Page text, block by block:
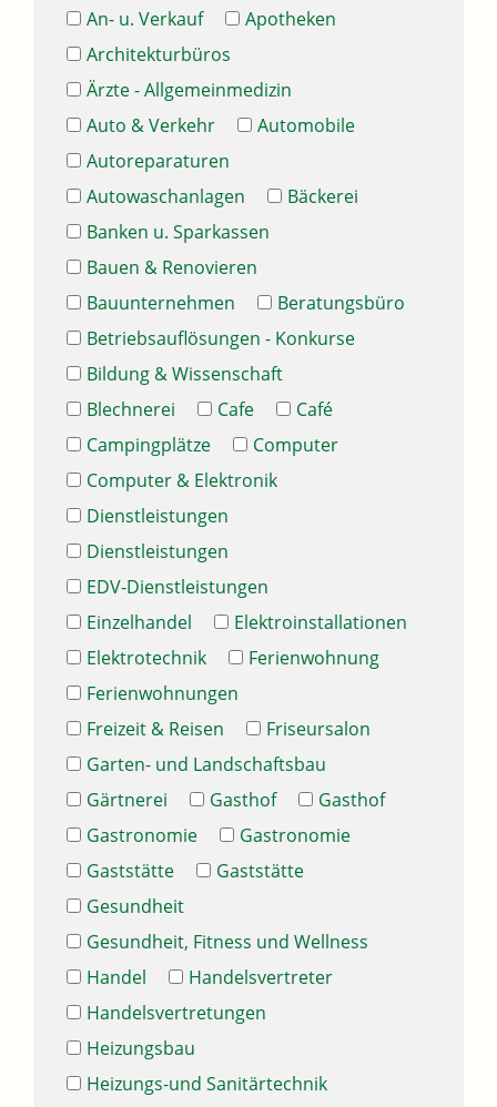
An- u. Verkauf
Apotheken
Architekturbüros
Ärzte - Allgemeinmedizin
Auto & Verkehr
Automobile
Autoreparaturen
Autowaschanlagen
Bäckerei
Banken u. Sparkassen
Bauen & Renovieren
Bauunternehmen
Beratungsbüro
Betriebsauflösungen - Konkurse
Bildung & Wissenschaft
Blechnerei
Cafe
Café
Campingplätze
Computer
Computer & Elektronik
Dienstleistungen
Dienstleistungen
EDV-Dienstleistungen
Einzelhandel
Elektroinstallationen
Elektrotechnik
Ferienwohnung
Ferienwohnungen
Freizeit & Reisen
Friseursalon
Garten- und Landschaftsbau
Gärtnerei
Gasthof
Gasthof
Gastronomie
Gastronomie
Gaststätte
Gaststätte
Gesundheit
Gesundheit, Fitness und Wellness
Handel
Handelsvertreter
Handelsvertretungen
Heizungsbau
Heizungs-und Sanitärtechnik